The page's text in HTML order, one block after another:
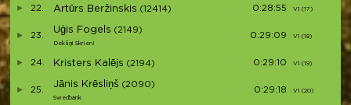
22. Artūrs Beržinskis (12414) 0:28:55 V1 (17)
23.
Uģis Fogels (2149)
Dekšņi Skrien!
0:29:09 V1 (18)
24. Kristers Kalējs (2194) 0:29:10 V1 (19)
25.
Jānis Krēsliņš (2090)
Swedbank
0:29:18 V1 (20)